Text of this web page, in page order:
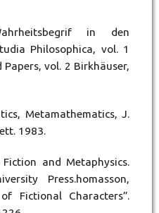
in den
Philosophica, vol. 1
vol. 2 Birkhäuser,
Metamathematics, J.
1983.
and Metaphysics.
Press.homasson,
Fictional Characters”.